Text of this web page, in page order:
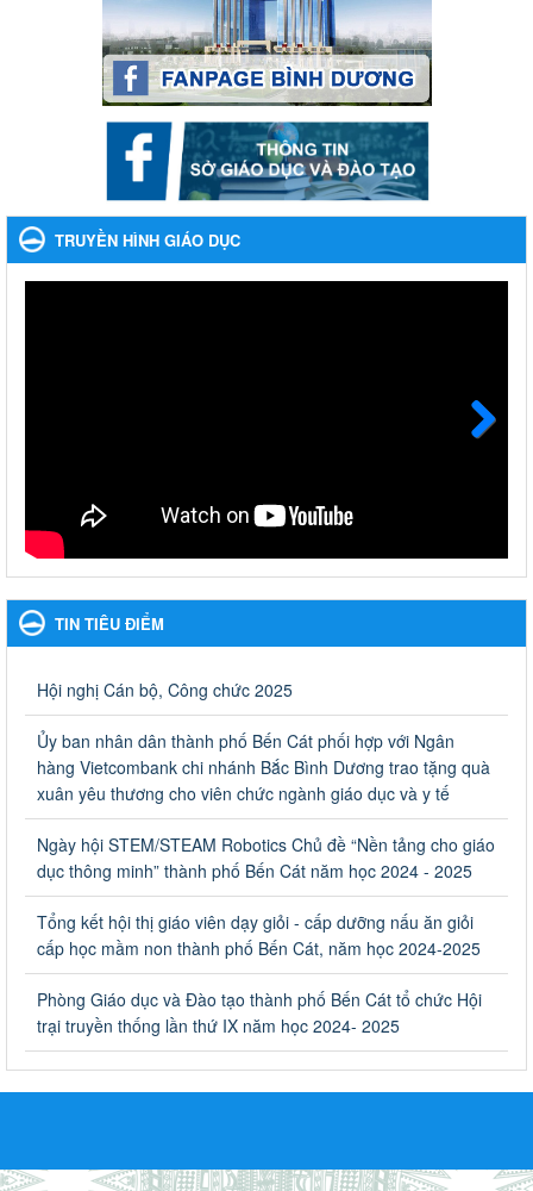
Kế hoạch Tổ chức Hội trại truyền thống học sinh thị xã Bến
Cát Lần thứ VIII, năm học 2023-2024
Kế hoạch Tổ chức Hội trại truyền thống học sinh thị xã Bến Cát
Lần thứ VIII, năm học 2023-2024
Ngày ban hành: 28/12/2023
Phối hợp rà soát nhu cầu tiêm vắc xin phòng Covid 19
Phối hợp rà soát nhu cầu tiêm vắc xin phòng Covid 19
Ngày ban hành: 22/11/2023
Phát động, triển khai Cuộc thi " An toàn giao thông cho nụ
tiếp theo
Nhắc nhỡ thực hiện thanh toán không dùng tiền mặt các khoản
Ngày ban hành: 27/09/2023
Hưởng ứng cuộc thi Tìm hiểu Luật Phòng, chống ma túy
Ngày ban hành: 06/09/2023
Về việc thống kê, lập danh sách đề xuất học sinh nhận học
bổng, hỗ trợ của Chương trình "Tiếp sức đến trường" năm
học 2023-2024
Về việc thống kê, lập danh sách đề xuất học sinh nhận học bổng,
hỗ trợ của Chương trình "Tiếp sức đến trường" năm học 2023-
2024
Triển khai Kế hoạch Triển khai các hoạt động hưởng ứng
phong trào vệ sinh yêu nước nâng cao sức khỏe nhân dân
năm 2023
Triển khai Kế hoạch Triển khai các hoạt động hưởng ứng phong
trào vệ sinh yêu nước nâng cao sức khỏe nhân dân năm 2023
dục mầm non, trường mẫu giáo, trường tiểu học
TRUYỀN HÌNH GIÁO DỤC
TIN TIÊU ĐIỂM
Hội nghị Cán bộ, Công chức 2025
Ủy ban nhân dân thành phố Bến Cát phối hợp với Ngân
hàng Vietcombank chi nhánh Bắc Bình Dương trao tặng quà
xuân yêu thương cho viên chức ngành giáo dục và y tế
Ngày hội STEM/STEAM Robotics Chủ đề “Nền tảng cho giáo
dục thông minh” thành phố Bến Cát năm học 2024 - 2025
Tổng kết hội thị giáo viên dạy giỏi - cấp dưỡng nấu ăn giỏi
cấp học mầm non thành phố Bến Cát, năm học 2024-2025
Phòng Giáo dục và Đào tạo thành phố Bến Cát tổ chức Hội
trại truyền thống lần thứ IX năm học 2024- 2025